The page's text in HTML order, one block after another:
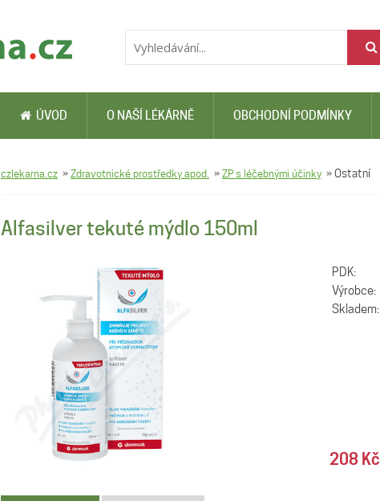
ÚVOD O NAŠÍ LÉKÁRNĚ OBCHODNÍ PODMÍNKY
czlekarna.cz »Zdravotnické prostředky apod. »ZP s léčebnými účinky »Ostatní
Alfasilver tekuté mýdlo 150ml
PDK:
Výrobce:
Skladem:
208 Kč